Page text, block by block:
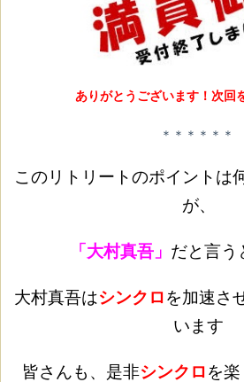
ありがとうございます！次回
＊＊＊＊＊＊
このリトリートのポイントは
が、
「大村真吾」 だと言う
大村真吾はシンクロ を加速さ
います
皆さんも、是非シンクロ を楽